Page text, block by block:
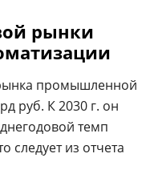
рынки
промышленной
руб. К 2030 г. он
темп
следует из отчета